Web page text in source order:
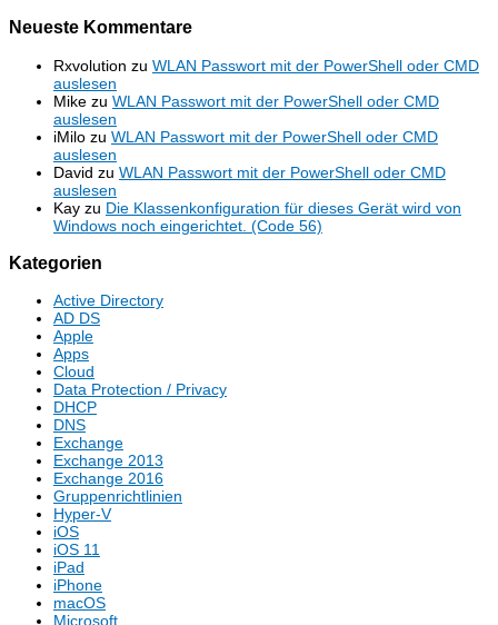
Neueste Kommentare
Rxvolution zu WLAN Passwort mit der PowerShell oder CMD
auslesen
Mike zu WLAN Passwort mit der PowerShell oder CMD
auslesen
iMilo zu WLAN Passwort mit der PowerShell oder CMD
auslesen
David zu WLAN Passwort mit der PowerShell oder CMD
auslesen
Kay zu Die Klassenkonfiguration für dieses Gerät wird von
Windows noch eingerichtet. (Code 56)
Kategorien
Active Directory
AD DS
Apple
Apps
Cloud
Data Protection / Privacy
DHCP
DNS
Exchange
Exchange 2013
Exchange 2016
Gruppenrichtlinien
Hyper-V
iOS
iOS 11
iPad
iPhone
macOS
Microsoft